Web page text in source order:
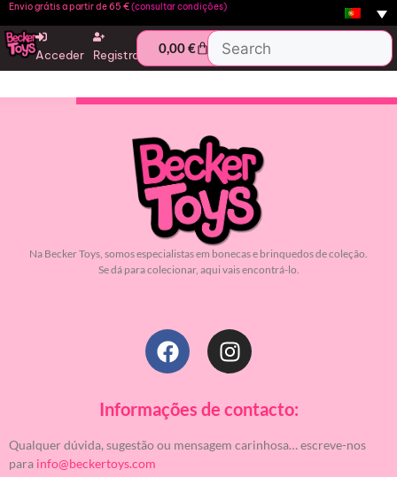
Envio grátis a partir de 65 €(consultar condições)
Acceder Registro 0,00€
Na Becker Toys, somos especialistas em bonecas e brinquedos de coleção.
Se dá para colecionar, aqui vais encontrá-lo.
Informações de contacto:
Qualquer dúvida, sugestão ou mensagem carinhosa… escreve-nos
para info@beckertoys.com